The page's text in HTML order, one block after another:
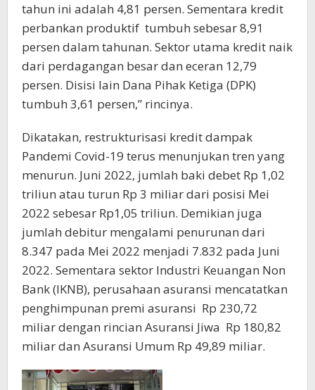
tahun ini adalah 4,81 persen. Sementara kredit
perbankan produktif tumbuh sebesar 8,91
persen dalam tahunan. Sektor utama kredit naik
dari perdagangan besar dan eceran 12,79
persen. Disisi lain Dana Pihak Ketiga (DPK)
tumbuh 3,61 persen,” rincinya.
Dikatakan, restrukturisasi kredit dampak
Pandemi Covid-19 terus menunjukan tren yang
menurun. Juni 2022, jumlah baki debet Rp 1,02
triliun atau turun Rp 3 miliar dari posisi Mei
2022 sebesar Rp1,05 triliun. Demikian juga
jumlah debitur mengalami penurunan dari
8.347 pada Mei 2022 menjadi 7.832 pada Juni
2022. Sementara sektor Industri Keuangan Non
Bank (IKNB), perusahaan asuransi mencatatkan
penghimpunan premi asuransi Rp 230,72
miliar dengan rincian Asuransi Jiwa Rp 180,82
miliar dan Asuransi Umum Rp 49,89 miliar.